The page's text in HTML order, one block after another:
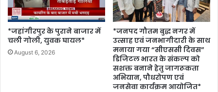
*जहांगीरपुर के पुराने बाजार में
चली गोली, युवक घायल*
August 6, 2026
*जनपद गौतम बुद्ध नगर में
उत्साह एवं जनभागीदारी के साथ
मनाया गया “सीएससी दिवस”
डिजिटल भारत के संकल्प को
सशक्त बनाने हेतु जागरूकता
अभियान, पौधरोपण एवं
जनसेवा कार्यक्रम आयोजित*